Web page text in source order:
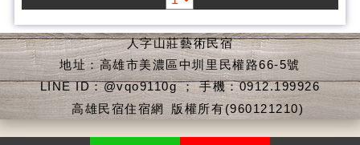
人字山莊藝術民宿
地址：高雄市美濃區中圳里民權路66-5號
LINE ID：@vqo9110g ； 手機：0912.199926
高雄民宿住宿網 版權所有(960121210)